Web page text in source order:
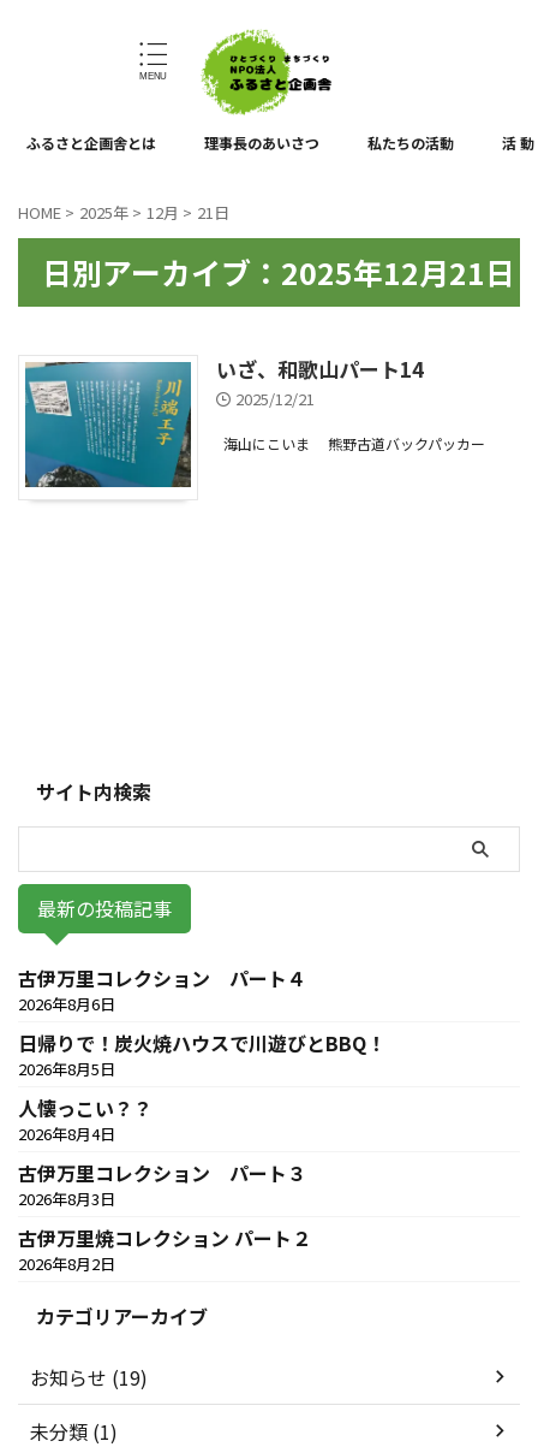
ふるさと企画舎とは 理事長のあいさつ 私たちの活動 活 動
HOME > 2025年 > 12月 > 21日
日別アーカイブ：2025年12月21日
いざ、和歌山パート14
2025/12/21
海山にこいま 熊野古道バックパッカー
サイト内検索
最新の投稿記事
古伊万里コレクション パート４
2026年8月6日
日帰りで！炭火焼ハウスで川遊びとBBQ！
2026年8月5日
人懐っこい？？
2026年8月4日
古伊万里コレクション パート３
2026年8月3日
古伊万里焼コレクション パート２
2026年8月2日
カテゴリアーカイブ
お知らせ (19)
未分類 (1)